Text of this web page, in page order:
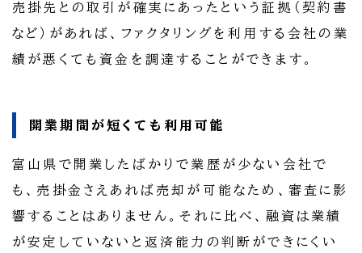
売掛先との取引が確実にあったという証拠（契約書
など）があれば、ファクタリングを利用する会社の業
績が悪くても資金を調達することができます。
開業期間が短くても利用可能
富山県で開業したばかりで業歴が少ない会社で
も、売掛金さえあれば売却が可能なため、審査に影
響することはありません。それに比べ、融資は業績
が安定していないと返済能力の判断ができにくい